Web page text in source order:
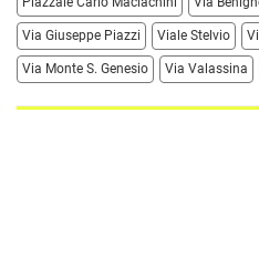
Via Giuseppe Piazzi Viale Stelvio
Via Monte S. Genesio Via Valassina